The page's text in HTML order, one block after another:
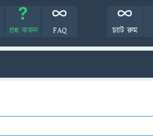
প্রশ্ন করুন FAQ চ্যাট রুম